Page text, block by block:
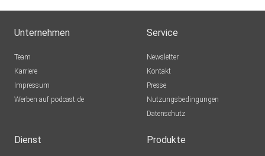
Unternehmen
Team
Karriere
Impressum
Werben auf podcast.de
Service
Newsletter
Kontakt
Presse
Nutzungsbedingungen
Datenschutz
Dienst Produkte